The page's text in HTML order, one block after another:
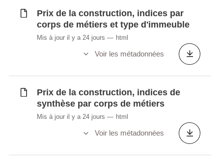
Autorisation de bâtir : Nombre de
logements autorisés selon le type de
bâtiment
Autorisation de bâtir : Nombre de
Autorisation de bâtir : Nombre de
logements autorisés selon le type de
bâtiment par région
Autorisation de bâtir : Surface utile
Autorisation de bâtir : Surface utile
Prix de la construction, indices par
corps de métiers et type d'immeuble
Mis à jour il y a 24 jours html
Voir les métadonnées
Prix de la construction, indices de
synthèse par corps de métiers
Mis à jour il y a 24 jours html
Voir les métadonnées